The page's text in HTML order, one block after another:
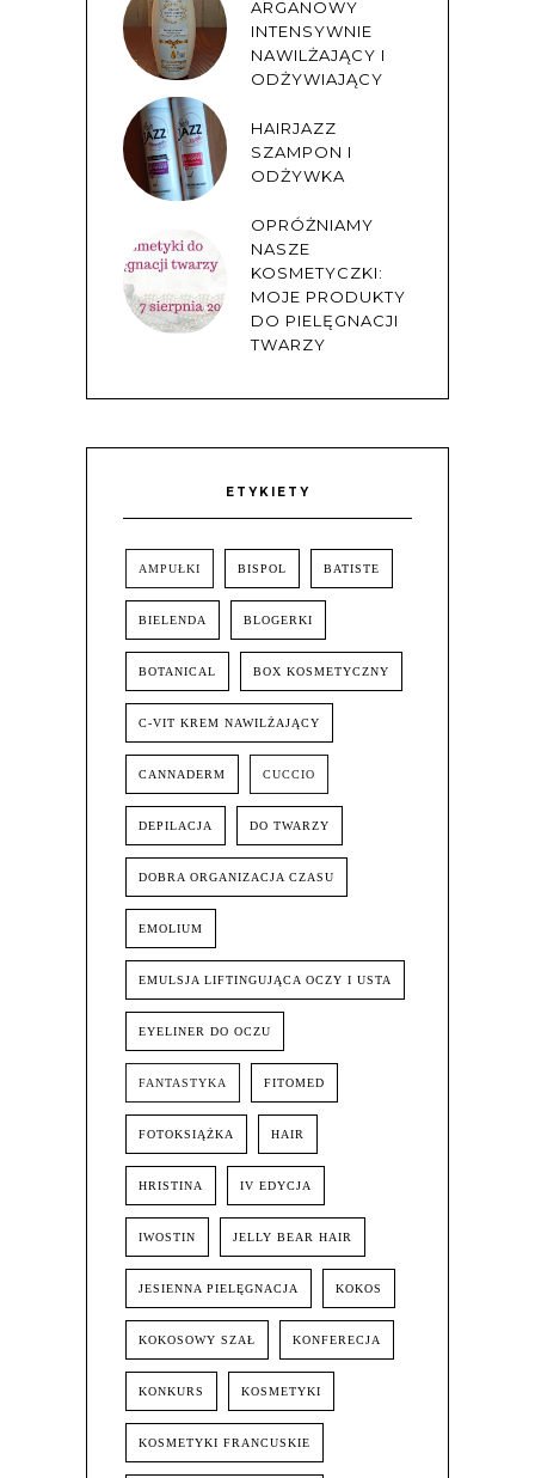
ARGANOWY
INTENSYWNIE
NAWILŻAJĄCY I
ODŻYWIAJĄCY
HAIRJAZZ
SZAMPON I
ODŻYWKA
OPRÓŻNIAMY
NASZE
KOSMETYCZKI:
MOJE PRODUKTY
DO PIELĘGNACJI
TWARZY
ETYKIETY
AMPUŁKI BISPOL BATISTE
BIELENDA BLOGERKI
BOTANICAL BOX KOSMETYCZNY
C-VIT KREM NAWILŻAJĄCY
CANNADERM CUCCIO
DEPILACJA DO TWARZY
DOBRA ORGANIZACJA CZASU
EMOLIUM
EMULSJA LIFTINGUJĄCA OCZY I USTA
EYELINER DO OCZU
FANTASTYKA FITOMED
FOTOKSIĄŻKA HAIR
HRISTINA IV EDYCJA
IWOSTIN JELLY BEAR HAIR
JESIENNA PIELĘGNACJA KOKOS
KOKOSOWY SZAŁ KONFERECJA
KONKURS KOSMETYKI
KOSMETYKI FRANCUSKIE